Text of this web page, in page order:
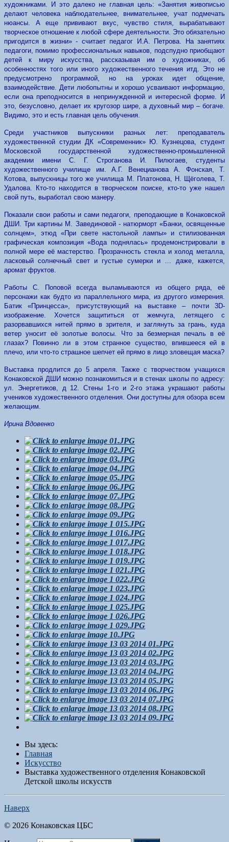
художниками. И это далеко не главная цель: «Занятия живописью
делают человека наблюдательнее, внимательнее, учат подмечать
нюансы. А еще прививают вкус, чувство стиля, вырабатывают
творческое отношение к любой сфере деятельности. Это обязательно
пригодится в жизни» - считает педагог И.А. Петрова. На занятиях
педагоги, помимо профессиональных навыков, подспудно приобщают
детей к миру искусства, рассказывая им о художниках, об
особенностях того или иного художественного течения итд. Это не
предусмотрено программой, но на уроках идет общение,
взаимодействие. Дети любопытны и хорошо усваивают информацию,
если она преподносится в непринужденной и интересной форме. И
это, безусловно, делает их кругозор шире, а духовный мир – богаче.
Видимо, это и есть главная цель обучения.
Среди участников выпускники разных лет: преподаватель
художественной студии ДК «Современник» Ю. Кузнецова, студент
Московской государственной художественно-промышленной
академии имени С. Г. Строганова И. Пилюгаев, студенты
художественного училище им. А.Г. Венецианова А. Фонская, Т.
Котова, выпускницы того же училища М. Платонова, Н. Щёголева, Т.
Удалова. Кто-то находится в творческом поиске, кто-то уже нашел
свой путь, выработал свою манеру.
Показали свои работы и сами педагоги, преподающие в Конаковской
ДШИ. Три картины М. Завединовой - натюрморт «Банки, освященные
солнцем», этюд «При свете настольной лампы» и стилизованная
графическая композиция «Вода поднялась» продемонстрировали в
полной мере её мастерство. Прозрачность стекла и холод металла,
ласковый солнечный свет и густые сумерки и … даже, кажется,
аромат фруктов.
Работы С. Поповой всегда выламываются из общего ряда, её
персонажи как будто из параллельного мира, из другого измерения.
Батик «Принцесса», присутствующий на выставке – почти 3D-
изображение. Хочется защититься от жемчуга, летящего с
разорвавшихся нитей прямо в зрителя, и заглянуть за грань, куда
ветер уносит её золотые волосы. Что за безмерная печаль в её
глазах? Повинно ли в этом странное существо, впившееся ей в
плечо, или что-то страшное шепчет ей прямо в лицо зловещая маска?
Выставка продлится до 5 апреля. Также с творчеством учащихся
Конаковской ДШИ можно познакомиться и в стенах школы по адресу:
ул. Энергетиков, д 12. Стены 1-го и 2-го этажа украшают работы
учеников художественного отделения. Они доступны для обзора всем
желающим.
Ирина Вдовенко
Вы здесь:
Главная
Искусство
Выставка художественного отделения Конаковской
Детской школы искусств
Наверх
© 2026 Конаковская ЦБС